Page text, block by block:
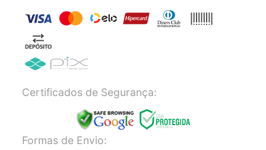
Certificados de Segurança:
Formas de Envio: